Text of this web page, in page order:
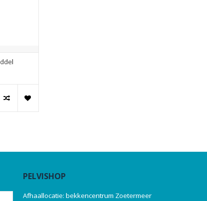
PELVISHOP
Afhaallocatie: bekkencentrum Zoetermeer